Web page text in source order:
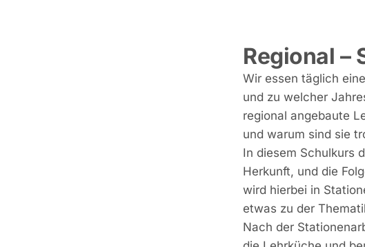
Regional –
Wir essen täglich
und zu welcher
regional angebaute
und warum sind sie
In diesem Schulkurs
Herkunft, und die
wird hierbei in
etwas zu der
Nach der